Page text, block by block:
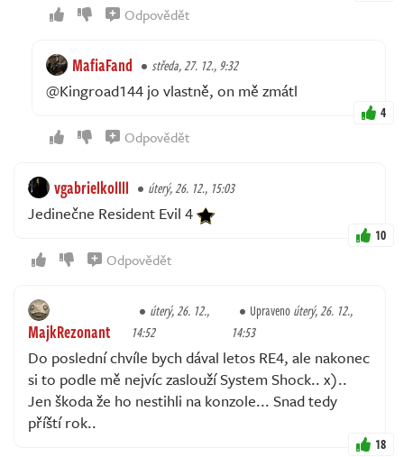
Odpovědět
MafiaFand středa, 27. 12., 9:32
@Kingroad144 jo vlastně, on mě zmátl
4
Odpovědět
vgabrielkollll úterý, 26. 12., 15:03
Jedinečne Resident Evil 4
10
Odpovědět
MajkRezonant
úterý, 26. 12.,
14:52
Upravenoúterý, 26. 12.,
14:53
Do poslední chvíle bych dával letos RE4, ale nakonec
si to podle mě nejvíc zaslouží System Shock.. x)..
Jen škoda že ho nestihli na konzole... Snad tedy
příští rok..
18